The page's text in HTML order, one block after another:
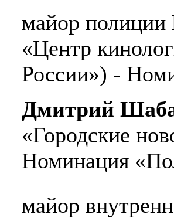
майор полиции
«Центр
России») -
Дмитрий
«Городские
Номинация
майор